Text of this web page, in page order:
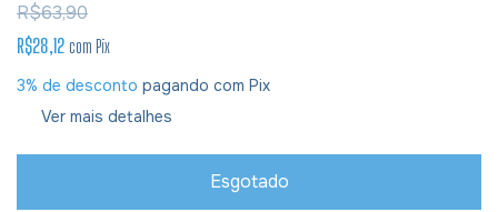
R$63,90
R$28,12 com Pix
3% de desconto pagando com Pix
Ver mais detalhes